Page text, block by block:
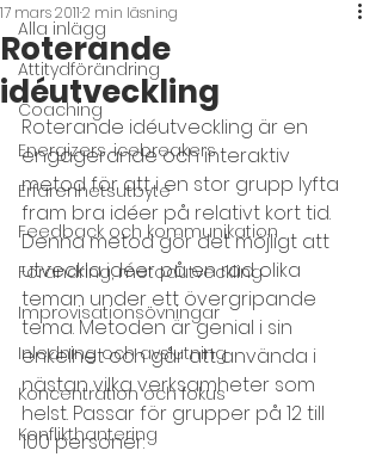
Alla inlägg
Attitydförändring
Coaching
Energizers, icebreakers
Erfarenhetsutbyte
Feedback och kommunikation
Förändring, metodutveckling
Improvisationsövningar
Inledning och avslutning
Koncentration och fokus
Konflikthantering
Roterande
idéutveckling
17 mars 20112 min läsning
Roterande idéutveckling är en
engagerande och interaktiv
metod för att i en stor grupp lyfta
fram bra idéer på relativt kort tid.
Denna metod gör det möjligt att
utveckla idéer på en rad olika
teman under ett övergripande
tema. Metoden är genial i sin
enkelhet och går att använda i
nästan vilka verksamheter som
helst. Passar för grupper på 12 till
100 personer.